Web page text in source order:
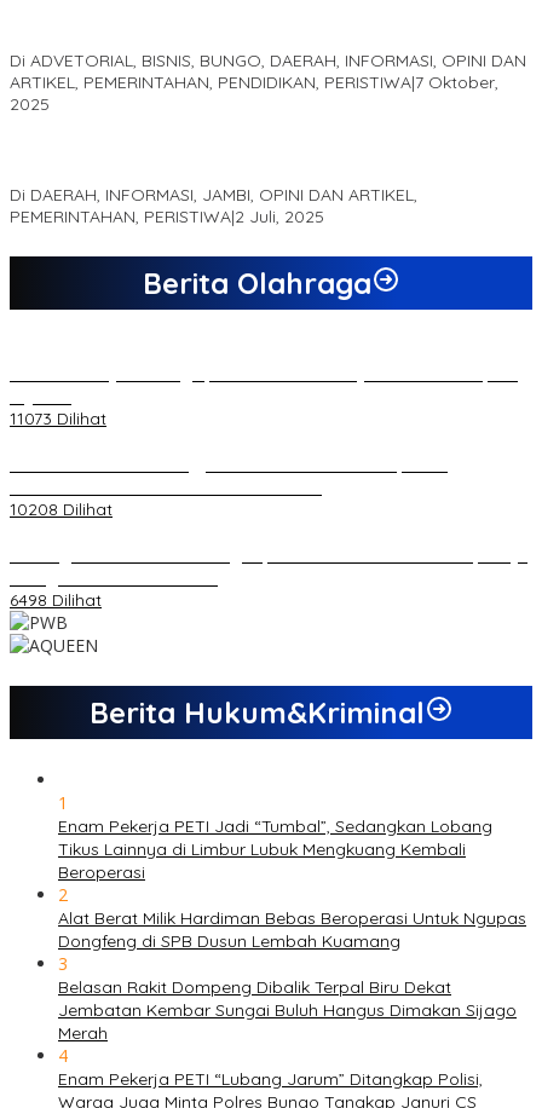
Di ADVETORIAL, BISNIS, BUNGO, DAERAH, INFORMASI, OPINI DAN
ARTIKEL, PEMERINTAHAN, PENDIDIKAN, PERISTIWA|7 Oktober,
2025
Di DAERAH, INFORMASI, JAMBI, OPINI DAN ARTIKEL,
PEMERINTAHAN, PERISTIWA|2 Juli, 2025
Berita Olahraga
11073 Dilihat
10208 Dilihat
6498 Dilihat
Berita Hukum&Kriminal
1
Enam Pekerja PETI Jadi “Tumbal”, Sedangkan Lobang
Tikus Lainnya di Limbur Lubuk Mengkuang Kembali
Beroperasi
2
Alat Berat Milik Hardiman Bebas Beroperasi Untuk Ngupas
Dongfeng di SPB Dusun Lembah Kuamang
3
Belasan Rakit Dompeng Dibalik Terpal Biru Dekat
Jembatan Kembar Sungai Buluh Hangus Dimakan Sijago
Merah
4
Enam Pekerja PETI “Lubang Jarum” Ditangkap Polisi,
Warga Juga Minta Polres Bungo Tangkap Januri CS